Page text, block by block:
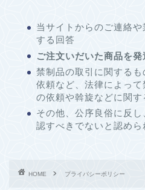
当サイトからのご連絡
する回答
ご注文いだいた商品を
禁制品の取引に関する
依頼など、法律によっ
の依頼や斡旋などに関す
その他、公序良俗に反
認すべきでないと認めら
HOME プライバシーポリシー